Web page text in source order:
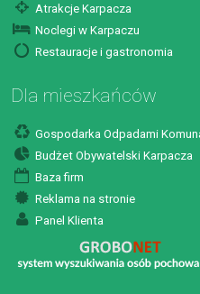
Atrakcje Karpacza
Noclegi w Karpaczu
Restauracje i gastronomia
Dla mieszkańców
Gospodarka Odpadami
Budżet Obywatelski Karpacza
Baza firm
Reklama na stronie
Panel Klienta